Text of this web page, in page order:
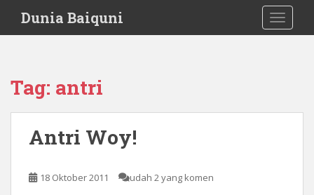
i
Dunia Baiquni
Tag: antri
Antri Woy!
18 Oktober 2011 udah 2 yang komen